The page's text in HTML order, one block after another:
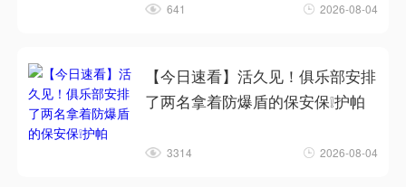
641 2026-08-04
【今日速看】活久见！俱乐部安排
了两名拿着防爆盾的保安保❕护帕
3314 2026-08-04